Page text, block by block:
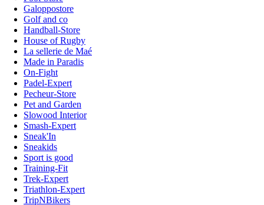
Galoppostore
Golf and co
Handball-Store
House of Rugby
La sellerie de Maé
Made in Paradis
On-Fight
Padel-Expert
Pecheur-Store
Pet and Garden
Slowood Interior
Smash-Expert
Sneak'In
Sneakids
Sport is good
Training-Fit
Trek-Expert
Triathlon-Expert
TripNBikers